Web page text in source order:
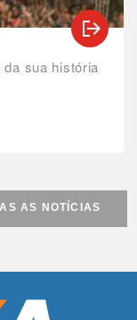
da sua história
AS NOTÍCIAS